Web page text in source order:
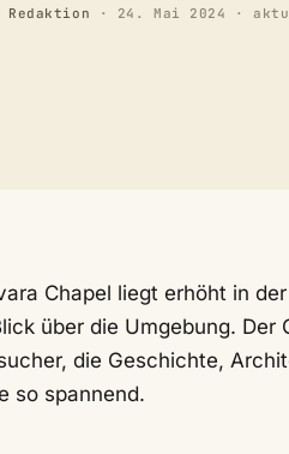
Redaktion · 24. Mai 2024 ·
Chapel liegt erhöht in
über die Umgebung.
die Geschichte,
so spannend.